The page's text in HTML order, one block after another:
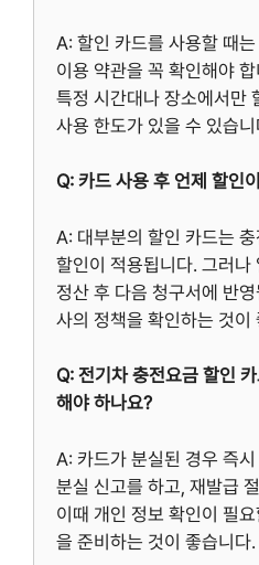
A: 할인 카드를 사용할 때
이용 약관을 꼭 확인해야
특정 시간대나 장소에서만
사용 한도가 있을 수 있습니
Q: 카드 사용 후 언제 할인
A: 대부분의 할인 카드는
할인이 적용됩니다. 그러나
정산 후 다음 청구서에 반
사의 정책을 확인하는 것이
Q: 전기차 충전요금 할인
해야 하나요?
A: 카드가 분실된 경우 즉
분실 신고를 하고, 재발급
이때 개인 정보 확인이 필
을 준비하는 것이 좋습니다.